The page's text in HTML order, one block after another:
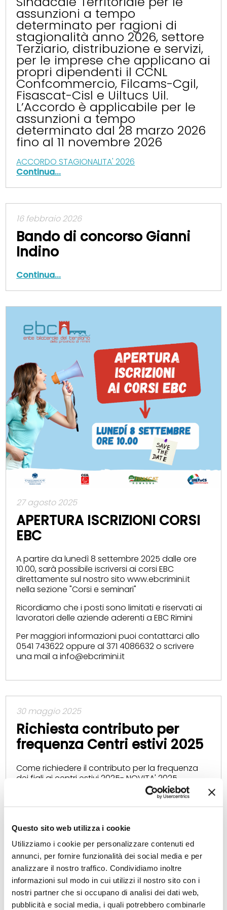
Questo sito web utilizza i cookie
Utilizziamo i cookie per personalizzare contenuti ed
annunci, per fornire funzionalità dei social media e per
analizzare il nostro traffico. Condividiamo inoltre
informazioni sul modo in cui utilizzi il nostro sito con i
nostri partner che si occupano di analisi dei dati web,
pubblicità e social media, i quali potrebbero combinarle
assunzioni a tempo
determinato per ragioni di
stagionalità anno 2026, settore
Terziario, distribuzione e servizi,
per le imprese che applicano ai
propri dipendenti il CCNL
Confcommercio, Filcams-Cgil,
Fisascat-Cisl e Uiltucs Uil.
L’Accordo è applicabile per le
assunzioni a tempo
determinato dal 28 marzo 2026
fino al 11 novembre 2026
ACCORDO STAGIONALITA' 2026
Continua...
16 febbraio 2026
Bando di concorso Gianni
Indino
Continua...
27 agosto 2025
APERTURA ISCRIZIONI CORSI
EBC
A partire da lunedì 8 settembre 2025 dalle ore
10.00, sarà possibile iscriversi ai corsi EBC
direttamente sul nostro sito www.ebcrimini.it
nella sezione "Corsi e seminari"
Ricordiamo che i posti sono limitati e riservati ai
lavoratori delle aziende aderenti a EBC Rimini
Per maggiori informazioni puoi contattarci allo
0541 743622 oppure al 371 4086632 o scrivere
una mail a info@ebcrimini.it
30 maggio 2025
Richiesta contributo per
frequenza Centri estivi 2025
Come richiedere il contributo per la frequenza
dei figli ai centri estivi 2025- NOVITA' 2025
Contributo richiedibile al termine di
frequentazione del centro estivo ed entro il
inviare quanto previsto da una delle seguenti
Opzione A) In caso di frequenza di centro estivo
NON accreditato al Progetto conciliazione vita
lavoro Regione Emilia-Romagna e iniziative simili,
allegare alla pratica copia dell’Attestazione ISEE
inferiore a 30.000 euro.